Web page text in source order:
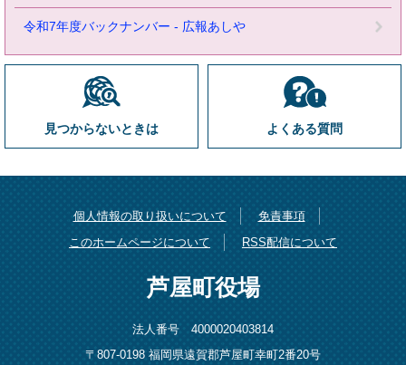
令和7年度バックナンバー - 広報あしや
見つからないときは よくある質問
個人情報の取り扱いについて
免責事項
このホームページについて
RSS配信について
芦屋町役場
法人番号 4000020403814
〒807-0198 福岡県遠賀郡芦屋町幸町2番20号